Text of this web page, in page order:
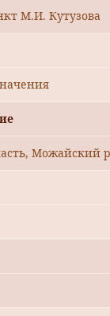
М.И. Кутузова
Можайский